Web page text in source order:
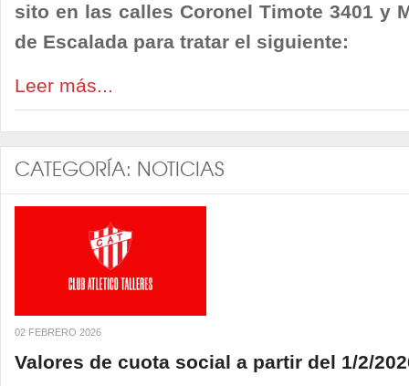
sito en las calles Coronel Timote 3401 y
de Escalada para tratar el siguiente:
Leer más...
CATEGORÍA: NOTICIAS
02 FEBRERO 2026
Valores de cuota social a partir del 1/2/